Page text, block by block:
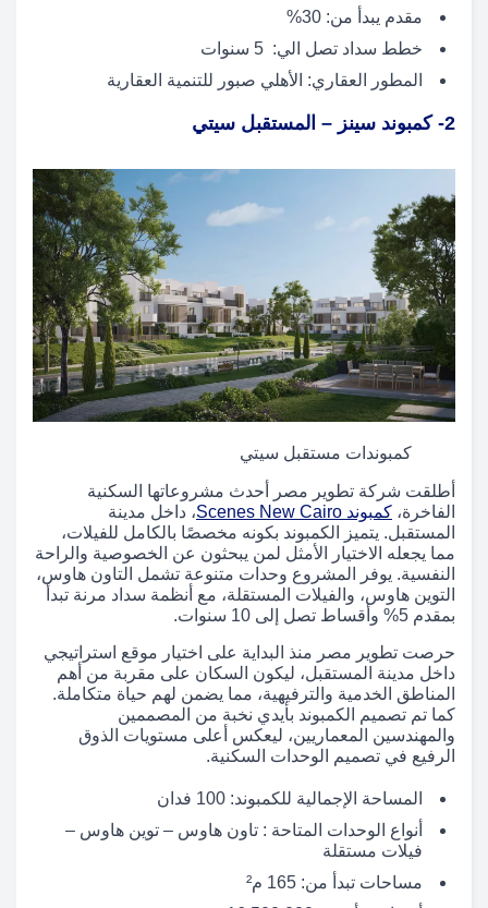
مقدم يبدأ من: 30%
خطط سداد تصل الي: 5 سنوات
المطور العقاري: الأهلي صبور للتنمية العقارية
2- كمبوند سينز – المستقبل سيتي
كمبوندات مستقبل سيتي
أطلقت شركة تطوير مصر أحدث مشروعاتها السكنية
الفاخرة، كمبوند Scenes New Cairo
، داخل مدينة
المستقبل. يتميز الكمبوند بكونه مخصصًا بالكامل للفيلات،
مما يجعله الاختيار الأمثل لمن يبحثون عن الخصوصية والراحة
النفسية. يوفر المشروع وحدات متنوعة تشمل التاون هاوس،
التوين هاوس، والفيلات المستقلة، مع أنظمة سداد مرنة تبدأ
بمقدم 5% وأقساط تصل إلى 10 سنوات.
حرصت تطوير مصر منذ البداية على اختيار موقع استراتيجي
داخل مدينة المستقبل، ليكون السكان على مقربة من أهم
المناطق الخدمية والترفيهية، مما يضمن لهم حياة متكاملة.
كما تم تصميم الكمبوند بأيدي نخبة من المصممين
والمهندسين المعماريين، ليعكس أعلى مستويات الذوق
الرفيع في تصميم الوحدات السكنية.
المساحة الإجمالية للكمبوند: 100 فدان
أنواع الوحدات المتاحة : تاون هاوس – توين هاوس –
فيلات مستقلة
مساحات تبدأ من: 165 م²